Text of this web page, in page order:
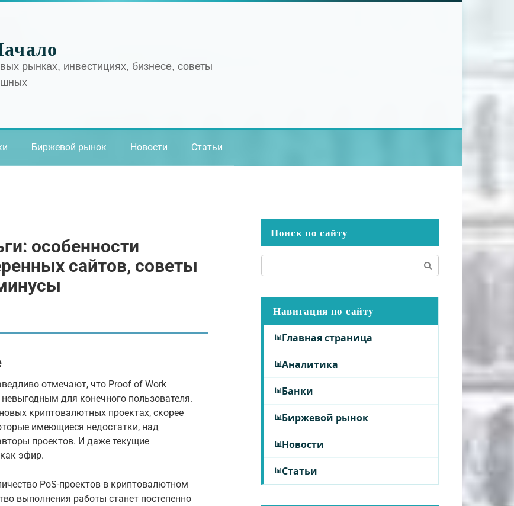
рынках, инвестициях, бизнесе, советы
Биржевой рынок Новости Статьи
особенности
сайтов, советы
отмечают, что Proof of Work
для конечного пользователя.
криптовалютных проектах, скорее
имеющиеся недостатки, над
проектов. И даже текущие
эфир.
PoS-проектов в криптовалютном
выполнения работы станет постепенно
Поиск по сайту
Навигация по сайту
Главная страница
Аналитика
Банки
Биржевой рынок
Новости
Статьи